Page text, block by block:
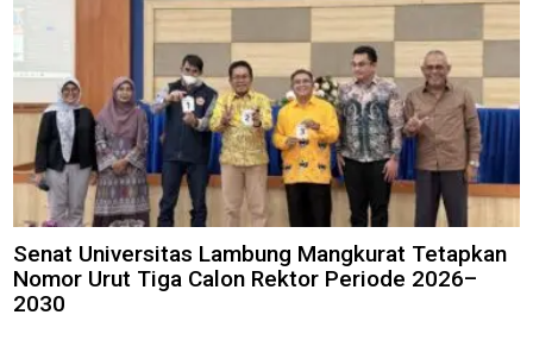
Senat Universitas Lambung Mangkurat Tetapkan
Nomor Urut Tiga Calon Rektor Periode 2026–
2030